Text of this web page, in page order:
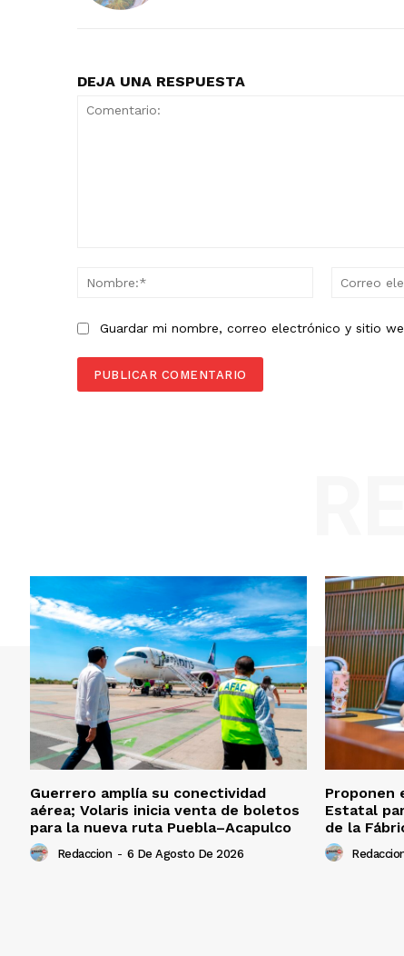
DEJA UNA RESPUESTA
Nombre:*
Guardar mi nombre, correo electrónico y sitio
Guerrero amplía su conectividad
aérea; Volaris inicia venta de boletos
para la nueva ruta Puebla–Acapulco
Redaccion - 6 De Agosto De 2026
Proponen
Estatal
de la